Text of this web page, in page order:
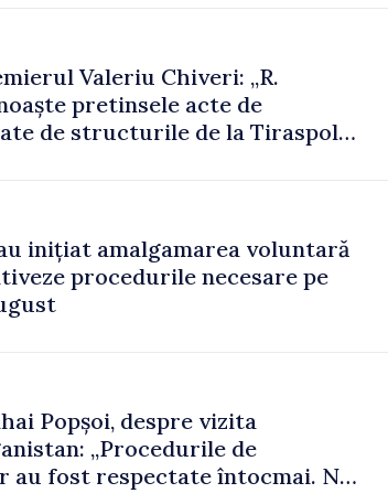
Valeriu Chiveri: „R.
pretinsele acte de
de structurile de la Tiraspol
inițiat amalgamarea voluntară
procedurile necesare pe
Popșoi, despre vizita
„Procedurile de
au fost respectate întocmai. Nu